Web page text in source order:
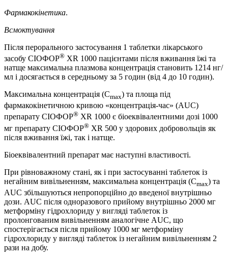
Фармакокінетика.
Всмоктування
Після перорального застосування 1 таблетки лікарського
засобу СІОФОР® XR 1000 пацієнтами після вживання їжі та
натще максимальна плазмова концентрація становить 1214 нг/
мл і досягається в середньому за 5 годин (від 4 до 10 годин).
Максимальна концентрація (Сmax) та площа під
фармакокінетичною кривою «концентрація-час» (AUC)
препарату СІОФОР® XR 1000 є біоеквівалентними дозі 1000
мг препарату СІОФОР® XR 500 у здорових добровольців як
після вживання їжі, так і натще.
Біоеквівалентний препарат має наступні властивості.
При рівноважному стані, як і при застосуванні таблеток із
негайним вивільненням, максимальна концентрація (Сmax) та
AUC збільшуються непропорційно до введеної внутрішньо
дози. AUC після одноразового прийому внутрішньо 2000 мг
метформіну гідрохлориду у вигляді таблеток із
пролонгованим вивільненням аналогічне AUC, що
спостерігається після прийому 1000 мг метформіну
гідрохлориду у вигляді таблеток із негайним вивільненням 2
рази на добу.